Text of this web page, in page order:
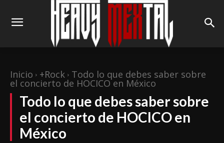
Inicio +Rock Todo lo que debes saber sobre
el concierto de HOCICO en México
Todo lo que debes saber sobre
el concierto de HOCICO en
México